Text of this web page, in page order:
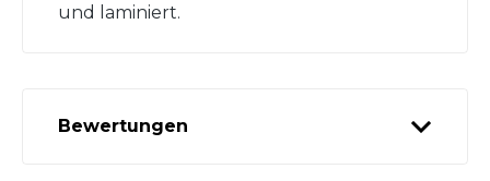
und laminiert.
Bewertungen